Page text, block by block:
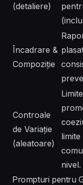
(detaliere)
Încadrare &
Compoziție
Controale
de Variație
(aleatoare)
nivel.
Prompturi pentru